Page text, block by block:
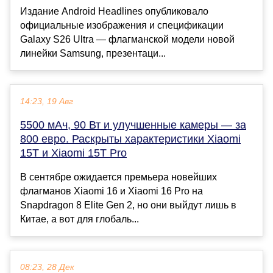
Издание Android Headlines опубликовало
официальные изображения и спецификации
Galaxy S26 Ultra — флагманской модели новой
линейки Samsung, презентаци...
14:23, 19 Авг
5500 мАч, 90 Вт и улучшенные камеры — за
800 евро. Раскрыты характеристики Xiaomi
15T и Xiaomi 15T Pro
В сентябре ожидается премьера новейших
флагманов Xiaomi 16 и Xiaomi 16 Pro на
Snapdragon 8 Elite Gen 2, но они выйдут лишь в
Китае, а вот для глобаль...
08:23, 28 Дек